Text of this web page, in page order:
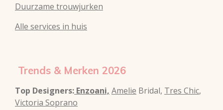
Duurzame trouwjurken
Alle services in huis
Trends & Merken 2026
Top Designers: Enzoani, Amelie Bridal, Tres Chic,
Victoria Soprano